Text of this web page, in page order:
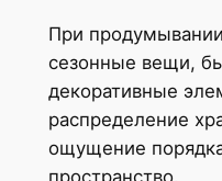
При
сезонные вещи,
декоративные
распределение
ощущение